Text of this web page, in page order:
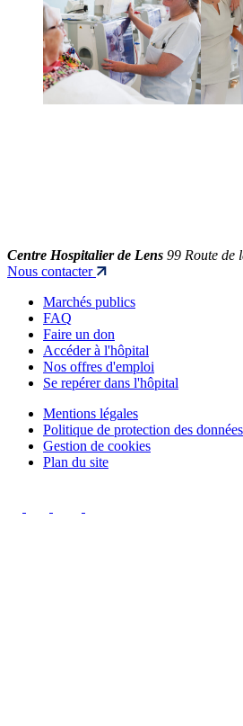
Centre Hospitalier de Lens 99 Route de
Nous contacter
Marchés publics
FAQ
Faire un don
Accéder à l'hôpital
Nos offres d'emploi
Se repérer dans l'hôpital
Mentions légales
Politique de protection des
Gestion de cookies
Plan du site